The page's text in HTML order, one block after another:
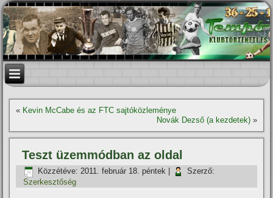
« Kevin McCabe és az FTC sajtóközleménye
Novák Dezső (a kezdetek)»
Teszt üzemmódban az oldal
Közzétéve: 2011. február 18. péntek
Szerző:
Szerkesztőség